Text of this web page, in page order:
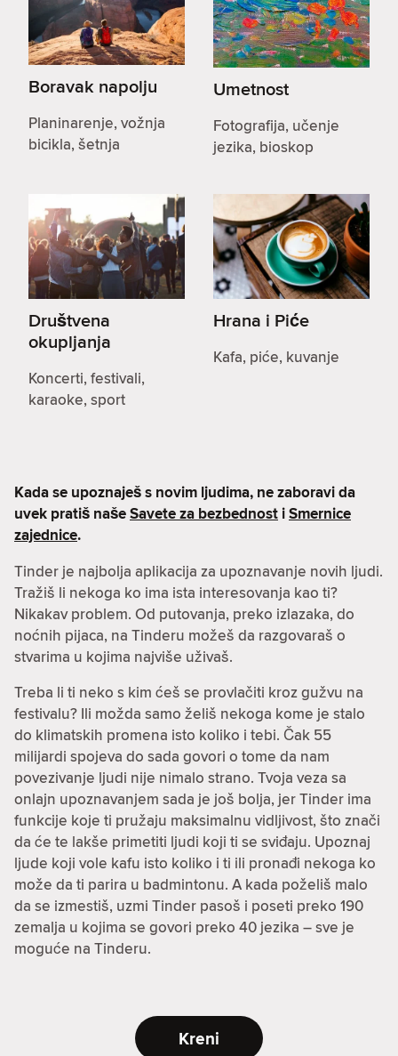
Boravak napolju
Planinarenje, vožnja
bicikla, šetnja
Umetnost
Fotografija, učenje
jezika, bioskop
Društvena
okupljanja
Koncerti, festivali,
karaoke, sport
Hrana i Piće
Kafa, piće, kuvanje
Kada se upoznaješ s novim ljudima, ne zaboravi da
uvek pratiš našeSavete za bezbednost iSmernice
zajednice.
Tinder je najbolja aplikacija za upoznavanje novih ljudi.
Tražiš li nekoga ko ima ista interesovanja kao ti?
Nikakav problem. Od putovanja, preko izlazaka, do
noćnih pijaca, na Tinderu možeš da razgovaraš o
stvarima u kojima najviše uživaš.
Treba li ti neko s kim ćeš se provlačiti kroz gužvu na
festivalu? Ili možda samo želiš nekoga kome je stalo
do klimatskih promena isto koliko i tebi. Čak 55
milijardi spojeva do sada govori o tome da nam
povezivanje ljudi nije nimalo strano. Tvoja veza sa
onlajn upoznavanjem sada je još bolja, jer Tinder ima
funkcije koje ti pružaju maksimalnu vidljivost, što znači
da će te lakše primetiti ljudi koji ti se sviđaju. Upoznaj
ljude koji vole kafu isto koliko i ti ili pronađi nekoga ko
može da ti parira u badmintonu. A kada poželiš malo
da se izmestiš, uzmi Tinder pasoš i poseti preko 190
zemalja u kojima se govori preko 40 jezika – sve je
moguće na Tinderu.
Kreni